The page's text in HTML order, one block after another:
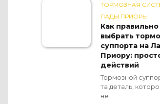
ТОРМОЗНАЯ
ЛАДЫ ПРИОРЫ
Как правильно
выбрать
суппорта на
Приору:
действий
Тормозной
та деталь,
не